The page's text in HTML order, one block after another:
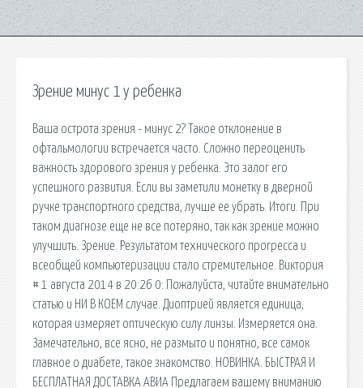
Зрение минус 1 у ребенка
Ваша острота зрения - минус 2? Такое отклонение в
офтальмологии встречается часто. Сложно переоценить
важность здорового зрения у ребенка. Это залог его
успешного развития. Если вы заметили монетку в дверной
ручке транспортного средства, лучше ее убрать. Итоги. При
таком диагнозе еще не все потеряно, так как зрение можно
улучшить. Зрение. Результатом технического прогресса и
всеобщей компьютеризации стало стремительное. Виктория
# 1 августа 2014 в 20:26 0: Пожалуйста, читайте внимательно
статью и НИ В КОЕМ случае. Диоптрией является единица,
которая измеряет оптическую силу линзы. Измеряется она.
Замечательно, все ясно, не размыто и понятно, все самок
главное о диабете, такое знакомство. НОВИНКА. БЫСТРАЯ И
БЕСПЛАТНАЯ ДОСТАВКА АВИА Предлагаем вашему вниманию